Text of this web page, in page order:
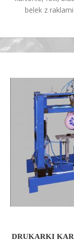
belek z
DRUKARKI